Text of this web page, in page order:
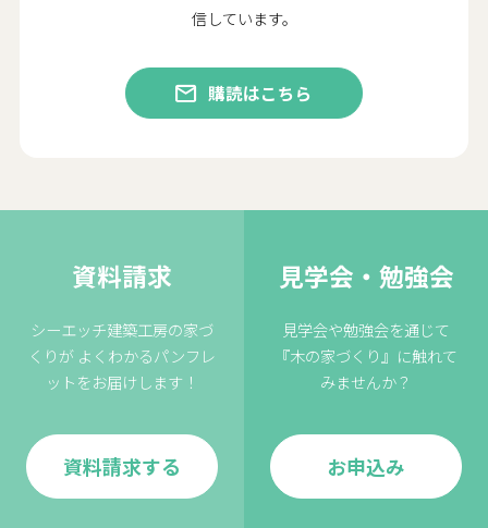
信しています。
購読はこちら
資料請求
シーエッチ建築工房の家づ
くりが よくわかるパンフレ
ットをお届けします！
資料請求する
見学会・勉強会
見学会や勉強会を通じて
『木の家づくり』に触れて
みませんか？
お申込み